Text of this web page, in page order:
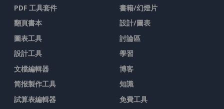
PDF 工具套件
翻頁書本
圖表工具
設計工具
文檔編輯器
简报製作工具
試算表編輯器
書籍/幻燈片
設計/圖表
討論區
學習
博客
知識
免費工具